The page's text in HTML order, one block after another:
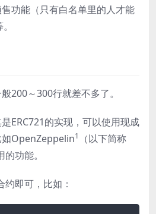
功能（只有白名单里的人才能
200～300行就差不多了。
ERC721的实现，可以使用现成
如OpenZeppelin1
（以下简称
功能。
即可，比如：